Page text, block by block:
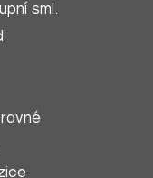
sml.